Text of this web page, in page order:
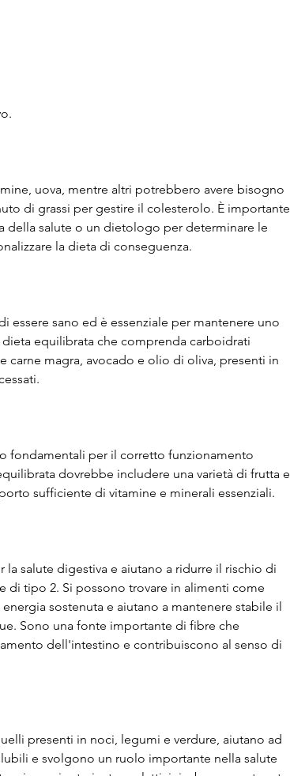
uova, mentre altri potrebbero avere bisogno
di grassi per gestire il colesterolo. È importante
della salute o un dietologo per determinare le
la dieta di conseguenza.
essere sano ed è essenziale per mantenere uno
equilibrata che comprenda carboidrati
carne magra, avocado e olio di oliva, presenti in
fondamentali per il corretto funzionamento
dovrebbe includere una varietà di frutta e
sufficiente di vitamine e minerali essenziali.
salute digestiva e aiutano a ridurre il rischio di
di tipo 2. Si possono trovare in alimenti come
sostenuta e aiutano a mantenere stabile il
Sono una fonte importante di fibre che
dell'intestino e contribuiscono al senso di
presenti in noci, legumi e verdure, aiutano ad
e svolgono un ruolo importante nella salute